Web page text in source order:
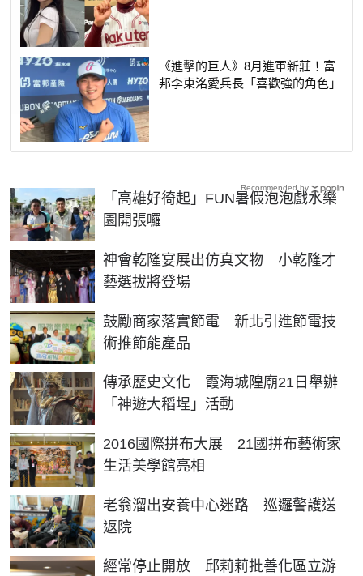
《進擊的巨人》8月進軍新莊！富
邦李東洺愛兵長「喜歡強的角色」
「高雄好徛起」FUN暑假泡泡戲水樂
園開張囉
神會乾隆宴展出仿真文物 小乾隆才
藝選拔將登場
鼓勵商家落實節電 新北引進節電技
術推節能產品
傳承歷史文化 霞海城隍廟21日舉辦
「神遊大稻埕」活動
2016國際拼布大展 21國拼布藝術家
生活美學館亮相
老翁溜出安養中心迷路 巡邏警護送
返院
經常停止開放 邱莉莉批善化區立游
Recommended by